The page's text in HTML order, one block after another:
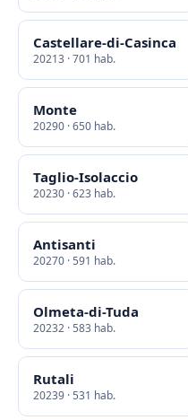
Castellare-di-Casinca
20213 · 701 hab.
Monte
20290 · 650 hab.
Taglio-Isolaccio
20230 · 623 hab.
Antisanti
20270 · 591 hab.
Olmeta-di-Tuda
20232 · 583 hab.
Rutali
20239 · 531 hab.